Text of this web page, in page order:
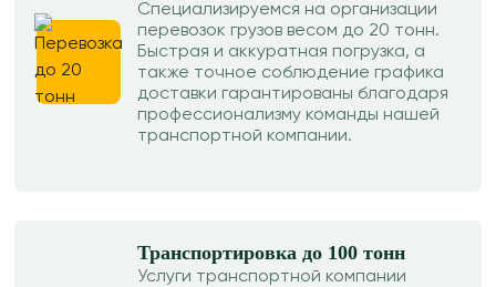
Специализируемся на организации
перевозок грузов весом до 20 тонн.
Быстрая и аккуратная погрузка, а
также точное соблюдение графика
доставки гарантированы благодаря
профессионализму команды нашей
транспортной компании.
Транспортировка до 100 тонн
Услуги транспортной компании